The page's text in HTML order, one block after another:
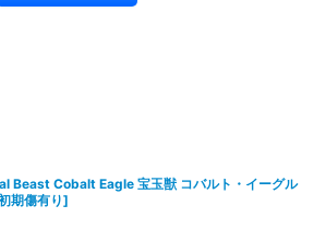
Beast Cobalt Eagle 宝玉獣 コバルト・イーグル
期傷有り]